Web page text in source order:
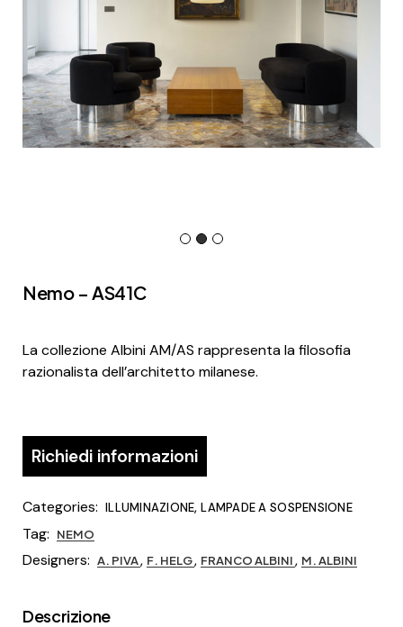
Nemo – AS41C
La collezione Albini AM/AS rappresenta la filosofia
razionalista dell’architetto milanese.
Richiedi informazioni
Categories: ILLUMINAZIONE,LAMPADE A SOSPENSIONE
Tag: NEMO
Designers: A. PIVA, F. HELG, FRANCO ALBINI, M. ALBINI
Descrizione